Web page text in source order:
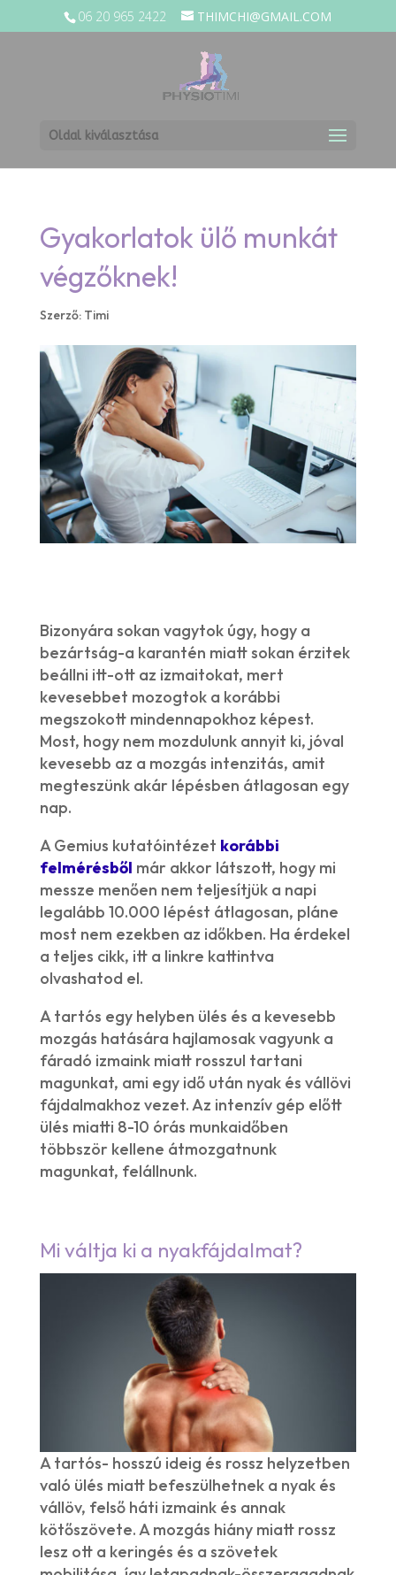
06 20 965 2422 THIMCHI@GMAIL.COM
Oldal kiválasztása
Gyakorlatok ülő munkát
végzőknek!
Szerző: Timi
Bizonyára sokan vagytok úgy, hogy a
bezártság-a karantén miatt sokan érzitek
beállni itt-ott az izmaitokat, mert
kevesebbet mozogtok a korábbi
megszokott mindennapokhoz képest.
Most, hogy nem mozdulunk annyit ki, jóval
kevesebb az a mozgás intenzitás, amit
megteszünk akár lépésben átlagosan egy
nap.
A Gemius kutatóintézet korábbi
felmérésből már akkor látszott, hogy mi
messze menően nem teljesítjük a napi
legalább 10.000 lépést átlagosan, pláne
most nem ezekben az időkben. Ha érdekel
a teljes cikk, itt a linkre kattintva
olvashatod el.
A tartós egy helyben ülés és a kevesebb
mozgás hatására hajlamosak vagyunk a
fáradó izmaink miatt rosszul tartani
magunkat, ami egy idő után nyak és vállövi
fájdalmakhoz vezet. Az intenzív gép előtt
ülés miatti 8-10 órás munkaidőben
többször kellene átmozgatnunk
magunkat, felállnunk.
Mi váltja ki a nyakfájdalmat?
A tartós- hosszú ideig és rossz helyzetben
való ülés miatt befeszülhetnek a nyak és
vállöv, felső háti izmaink és annak
kötőszövete. A mozgás hiány miatt rossz
lesz ott a keringés és a szövetek